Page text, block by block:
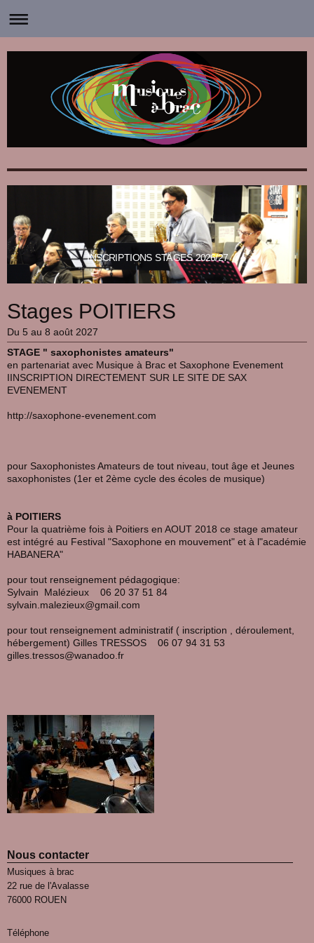
INSCRIPTIONS STAGES 2026/27
Stages POITIERS
Du 5 au 8 août 2027
STAGE " saxophonistes amateurs"
en partenariat avec Musique à Brac et Saxophone Evenement
IINSCRIPTION DIRECTEMENT SUR LE SITE DE SAX
EVENEMENT
http://saxophone-evenement.com
pour Saxophonistes Amateurs de tout niveau, tout âge et Jeunes
saxophonistes (1er et 2ème cycle des écoles de musique)
à POITIERS
Pour la quatrième fois à Poitiers en AOUT 2018 ce stage amateur
est intégré au Festival "Saxophone en mouvement" et à l"académie
HABANERA"
pour tout renseignement pédagogique:
Sylvain Malézieux 06 20 37 51 84
sylvain.malezieux@gmail.com
pour tout renseignement administratif ( inscription , déroulement,
hébergement) Gilles TRESSOS 06 07 94 31 53
gilles.tressos@wanadoo.fr
Nous contacter
Musiques à brac
22 rue de l'Avalasse
76000 ROUEN
Téléphone